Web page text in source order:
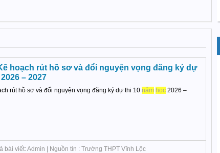
hoạch rút hồ sơ và đổi nguyện vọng đăng ký dự
– 2027
rút hồ sơ và đổi nguyện vọng đăng ký dự thi 10 năm học2026 –
viết: Admin | Nguồn tin : Trường THPT Vĩnh Lộc